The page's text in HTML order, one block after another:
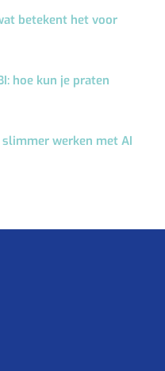
betekent het voor
hoe kun je praten
slimmer werken met AI